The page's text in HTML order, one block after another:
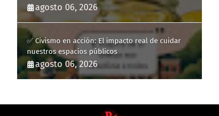
agosto 06, 2026
✅ Civismo en acción: El impacto real de cuidar
nuestros espacios públicos
agosto 06, 2026